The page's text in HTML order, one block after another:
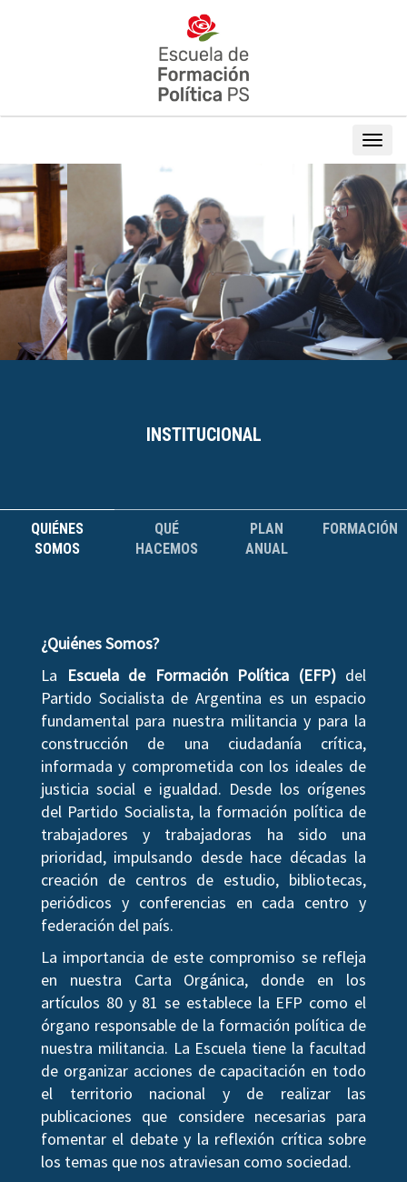
INSTITUCIONAL
QUIÉNES
SOMOS
QUÉ
HACEMOS
PLAN
ANUAL
FORMACIÓN
¿Quiénes Somos?
La
Escuela de Formación Política (EFP)del
Partido Socialista de Argentina es un espacio
fundamental para nuestra militancia y para la
construcción de una ciudadanía crítica,
informada y comprometida con los ideales de
justicia social e igualdad. Desde los orígenes
del Partido Socialista, la formación política de
trabajadores y trabajadoras ha sido una
prioridad, impulsando desde hace décadas la
creación de centros de estudio, bibliotecas,
periódicos y conferencias en cada centro y
federación del país.
La importancia de este compromiso se refleja
en nuestra Carta Orgánica, donde en los
artículos 80 y 81 se establece la EFP como el
órgano responsable de la formación política de
nuestra militancia. La Escuela tiene la facultad
de organizar acciones de capacitación en todo
el territorio nacional y de realizar las
publicaciones que considere necesarias para
fomentar el debate y la reflexión crítica sobre
los temas que nos atraviesan como sociedad.